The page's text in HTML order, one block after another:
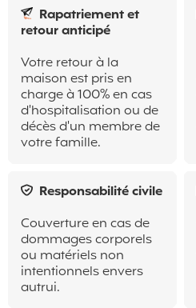
Rapatriement et
retour anticipé
Votre retour à la
maison est pris en
charge à 100% en cas
d'hospitalisation ou de
décès d'un membre de
votre famille.
Responsabilité civile
Couverture en cas de
dommages corporels
ou matériels non
intentionnels envers
autrui.